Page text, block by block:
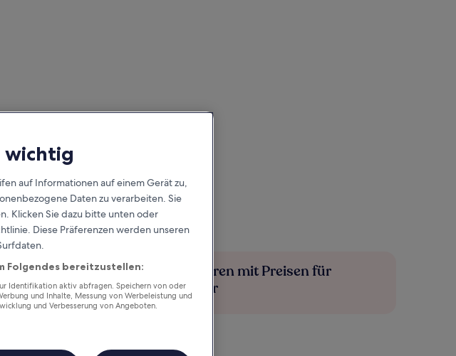
jede
Mehr sparen mit Preisen für
Mitglieder
wichtig
auf Informationen auf einem Gerät zu,
Daten zu verarbeiten. Sie
Klicken Sie dazu bitte unten oder
Diese Präferenzen werden unseren
Folgendes bereitzustellen:
Identifikation aktiv abfragen. Speichern von oder
und Inhalte, Messung von Werbeleistung und
und Verbesserung von Angeboten.